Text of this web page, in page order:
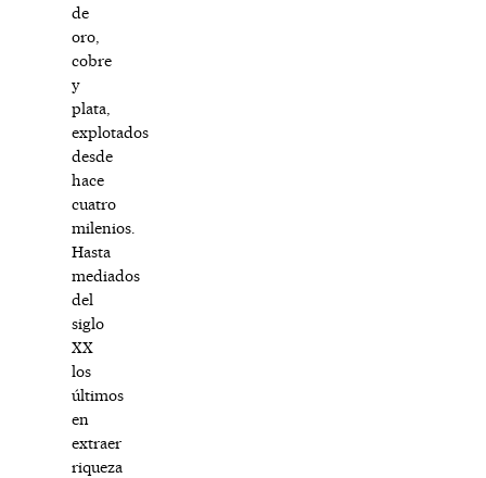
de
oro,
cobre
y
plata,
explotados
desde
hace
cuatro
milenios.
Hasta
mediados
del
siglo
XX
los
últimos
en
extraer
riqueza